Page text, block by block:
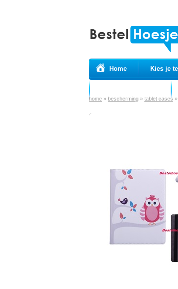
Home Kies je
home » bescherming » tablet cases »